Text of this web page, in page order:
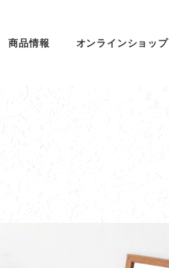
商品情報 オンラインショップ